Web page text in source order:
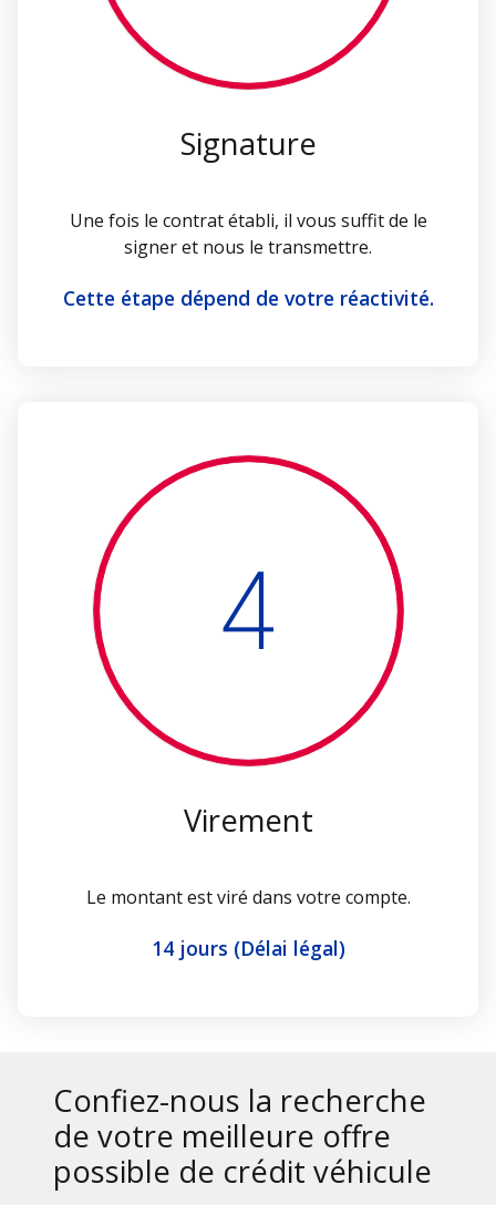
Signature
Une fois le contrat établi, il vous suffit de le
signer et nous le transmettre.
Cette étape dépend de votre réactivité.
4
Virement
Le montant est viré dans votre compte.
14 jours (Délai légal)
Confiez-nous la recherche
de votre meilleure offre
possible de crédit véhicule